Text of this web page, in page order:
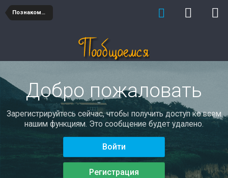
Познакомлюсь
Добро пожаловать
Зарегистрируйтесь сейчас, чтобы получить доступ ко всем
нашим функциям. Это сообщение будет удалено.
Войти
Регистрация